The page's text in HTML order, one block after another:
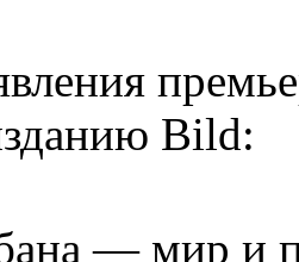
Bild:
— мир и